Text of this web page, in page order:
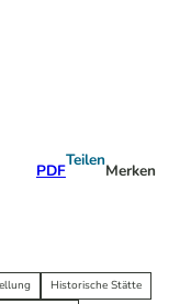
PDF
Teilen
Merken
Historische Stätte